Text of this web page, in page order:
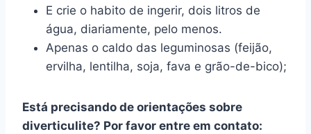
E crie o habito de ingerir, dois litros de
água, diariamente, pelo menos.
Apenas o caldo das leguminosas (feijão,
ervilha, lentilha, soja, fava e grão-de-bico);
Está precisando de orientações sobre
diverticulite? Por favor entre em contato: